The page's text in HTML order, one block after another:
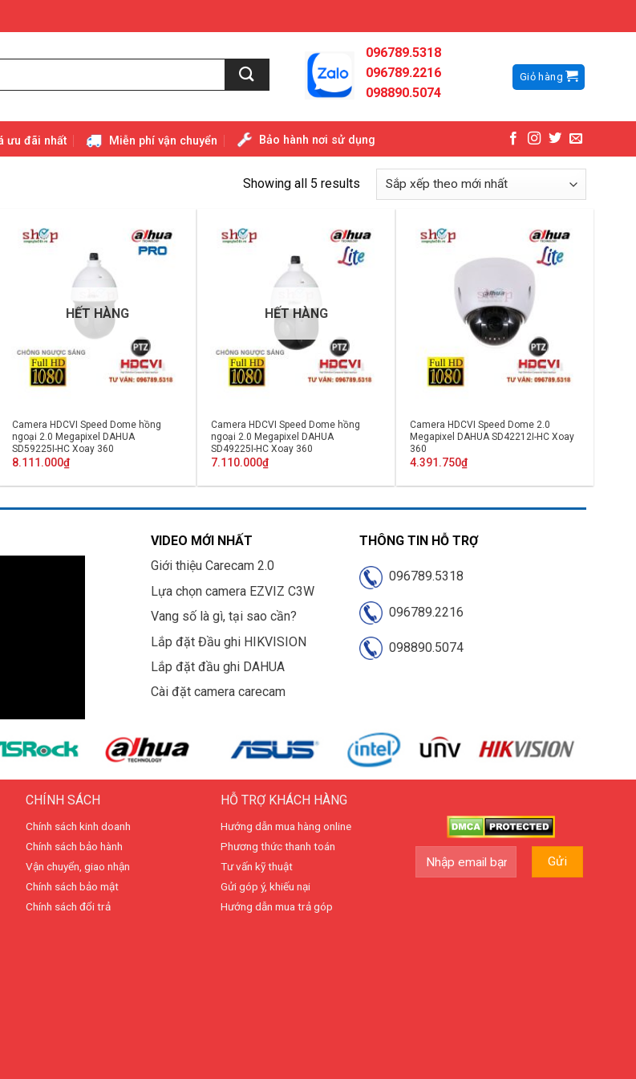
096789.5318
096789.2216
098890.5074
Giỏ hàng
ưu đãi nhất Miễn phí vận chuyển Bảo hành nơi sử dụng
Showing all 5 results
HẾT HÀNG
Camera HDCVI Speed Dome hồng
ngoại 2.0 Megapixel DAHUA
SD59225I-HC Xoay 360
8.111.000₫
HẾT HÀNG
Camera HDCVI Speed Dome hồng
ngoại 2.0 Megapixel DAHUA
SD49225I-HC Xoay 360
7.110.000₫
Camera HDCVI Speed Dome 2.0
Megapixel DAHUA SD42212I-HC Xoay
360
4.391.750₫
VIDEO MỚI NHẤT
Giới thiệu Carecam 2.0
Lựa chọn camera EZVIZ C3W
Vang số là gì, tại sao cần?
Lắp đặt Đầu ghi HIKVISION
Lắp đặt đầu ghi DAHUA
Cài đặt camera carecam
THÔNG TIN HỖ TRỢ
096789.5318
096789.2216
098890.5074
CHÍNH SÁCH
Chính sách kinh doanh
Chính sách bảo hành
Vận chuyển, giao nhận
Chính sách bảo mật
Chính sách đổi trả
HỖ TRỢ KHÁCH HÀNG
Hướng dẫn mua hàng online
Phương thức thanh toán
Tư vấn kỹ thuật
Gửi góp ý, khiếu nại
Hướng dẫn mua trả góp